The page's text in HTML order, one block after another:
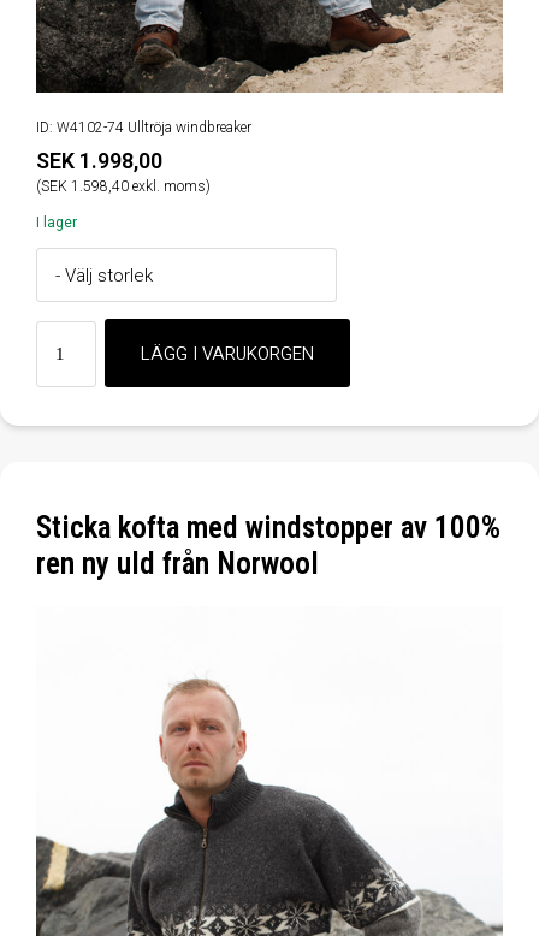
ID: W4102-74 Ulltröja windbreaker
SEK 1.998,00
(SEK 1.598,40 exkl. moms)
I lager
Sticka kofta med windstopper av 100%
ren ny uld från Norwool